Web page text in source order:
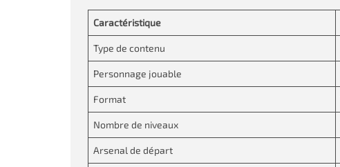
Caractéristique
Type de contenu
Personnage jouable
Format
Nombre de niveaux
Arsenal de départ